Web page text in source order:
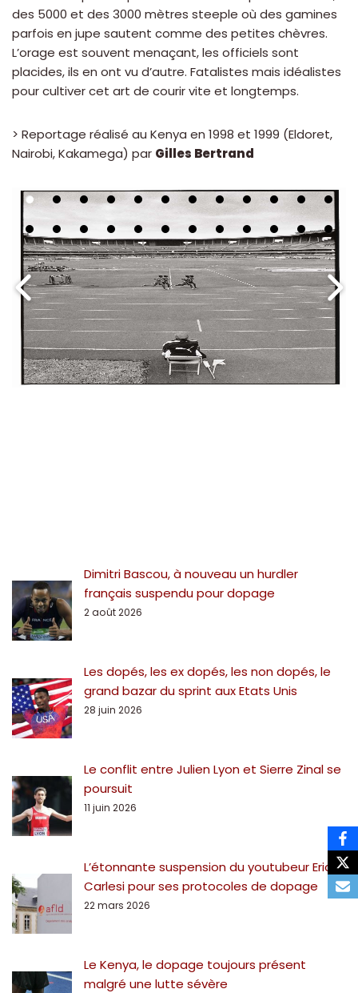
des 5000 et des 3000 mètres steeple où des gamines
parfois en jupe sautent comme des petites chèvres.
L’orage est souvent menaçant, les officiels sont
placides, ils en ont vu d’autre. Fatalistes mais idéalistes
pour cultiver cet art de courir vite et longtemps.
> Reportage réalisé au Kenya en 1998 et 1999 (Eldoret,
Nairobi, Kakamega) par Gilles Bertrand
Dimitri Bascou, à nouveau un hurdler
français suspendu pour dopage
2 août 2026
Les dopés, les ex dopés, les non dopés, le
grand bazar du sprint aux Etats Unis
28 juin 2026
Le conflit entre Julien Lyon et Sierre Zinal se
poursuit
11 juin 2026
L’étonnante suspension du youtubeur Eric
Carlesi pour ses protocoles de dopage
22 mars 2026
Le Kenya, le dopage toujours présent
malgré une lutte sévère